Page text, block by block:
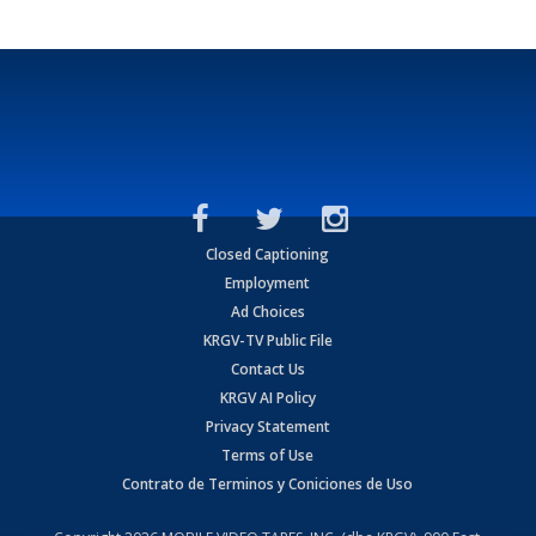
Closed Captioning
Employment
Ad Choices
KRGV-TV Public File
Contact Us
KRGV AI Policy
Privacy Statement
Terms of Use
Contrato de Terminos y Coniciones de Uso